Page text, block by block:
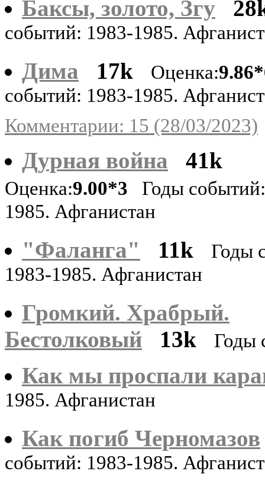
Баксы, золото, Згу
событий: 1983-1985.
Дима
17k Оценка:
событий: 1983-1985.
Комментарии: 15 (28/03/2023)
Дурная война 41k
Оценка:9.00*3 Годы
1985. Афганистан
"Фаланга"
11k Годы
1983-1985. Афганистан
Громкий. Храбрый.
Бестолковый
13k Годы
Как мы проспали
1985. Афганистан
Как погиб Черномазов
событий: 1983-1985.